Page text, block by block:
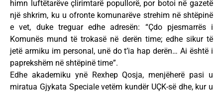
himn luftëtarëve çlirimtarë popullorë, por botoi në gazetë
një shkrim, ku u ofronte komunarëve strehim në shtëpinë
e vet, duke treguar edhe adresën: “Çdo pjesmarrës i
Komunës mund të trokasë në derën time; edhe sikur të
jetë armiku im personal, unë do t’ia hap derën… Ai është i
paprekshëm në shtëpinë time”.
Edhe akademiku ynë Rexhep Qosja, menjëherë pasi u
miratua Gjykata Speciale vetëm kundër UÇK-së dhe, kur u